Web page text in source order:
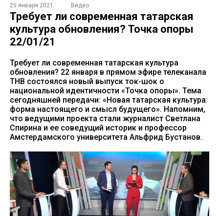
25 января 2021 Видео
Требует ли современная татарская
культура обновления? Точка опоры
22/01/21
Требует ли современная татарская культура
обновления? 22 января в прямом эфире телеканала
ТНВ состоялся новый выпуск ток-шок о
национальной идентичности «Точка опоры». Тема
сегодняшней передачи: «Новая татарская культура:
форма настоящего и смысл будущего». Напомним,
что ведущими проекта стали журналист Светлана
Спирина и ее соведущий историк и профессор
Амстердамского университета Альфрид Бустанов.